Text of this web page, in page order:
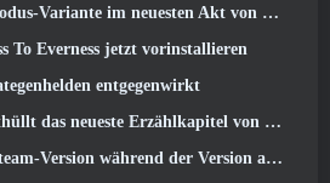
im neuesten Akt von Valorant eingeführt
To Everness jetzt vorinstallieren
entgegenwirkt
Erzählkapitel von Warframe mit neuen Anime-Shorts
während der Version angekündigt 2.8 Sonderprogramm